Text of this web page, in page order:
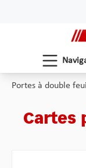
Portes à double
Cartes